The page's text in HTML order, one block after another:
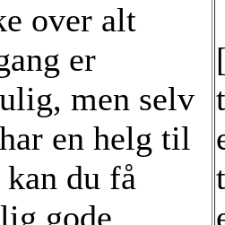
over alt
er
men selv
en helg til
du få
gode